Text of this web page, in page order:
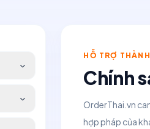
HỖ TRỢ
Chính
OrderThai.vn
hợp pháp của